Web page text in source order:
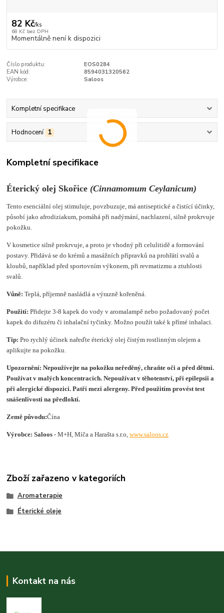
82 Kč/ks
68 Kč bez DPH
Momentálně není k dispozici
Číslo produktu:
EOS0284
EAN kód:
8594031320562
Výrobce:
Saloos
Kompletní specifikace
Hodnocení 1
Kompletní specifikace
Éterický olej Skořice (Cinnamomum Ceylanicum)
Tento esenciální olej stimuluje, povzbuzuje, má antiseptické a čistící účinky,
působí jako afrodiziakum, pomáhá při nadýmání, nachlazení, silně prokrvuje
pokožku.
V kosmetice silně prokrvuje, a proto je vhodný při celulitidě a formování
postavy. Přidává se do krémů a ma­sážních přípravků na prohřátí svalů a
kloubů, například před sportovním výkonem, při revmatizmu a ztuhlosti
svalů.
Vůně:Teplá, příjemně nasládlá a výrazně kořeněná.
Použití: Přidejte 3-8 kapek do vody v aromalampě nebo požadovaný počet
kapek do difuzéru či inhalační tyčinky. Možno použít také k přímé inhalaci.
Tip: Pro rychlý účinek nařeďte éterický olej čistým rostlinným olejem a
aplikujte na pokožku.
Upozornění:Nepoužívejte na pokožku neředěný, chraňte oči a před dětmi.
Používat v malých koncentracích. Nepoužívat v těhotenství, při epilepsii a
při alergické dispo­zici. Patří mezi alergeny. Před použitím provést test
snášen­livosti na předloktí.
Země původu:Čína
Výrobce: Saloos - M+H, Míča a Harašta s.r.o,www.saloos.cz
Zboží zařazeno v kategoriích
Aromaterapie
Éterické oleje
Kontakt na nás